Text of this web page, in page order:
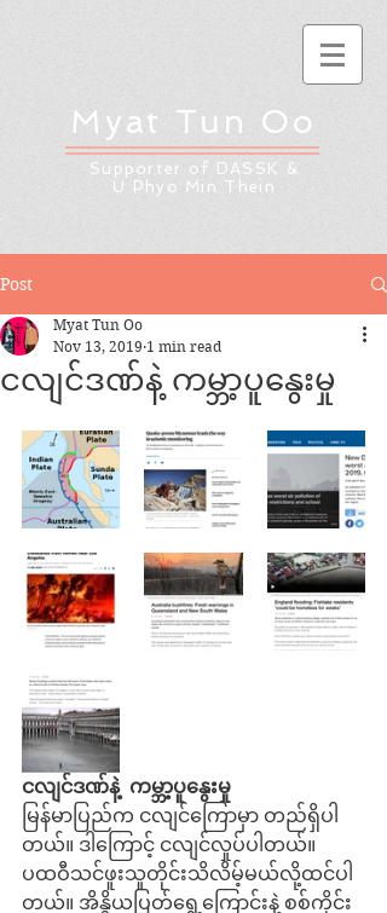
Myat Tun Oo
Supporter of DASSK &
U Phyo Min Thein
Post
ငလျင်ဒဏ်နဲ့ ကမ္ဘာ့ပူနွေးမှု
Myat Tun Oo
Nov 13, 2019 1 min read
ငလျင်ဒဏ်နဲ့ ကမ္ဘာ့ပူနွေးမှု
မြန်မာပြည်က ငလျင်ကြောမှာ တည်ရှိပါ
တယ်။ ဒါကြောင့် ငလျင်လှုပ်ပါတယ်။
ပထဝီသင်ဖူးသူတိုင်းသိလိမ့်မယ်လို့ထင်ပါ
တယ်။ အိန္ဒိယပြတ်ရွေ့ကြောင်းနဲ့ စစ်ကိုင်း